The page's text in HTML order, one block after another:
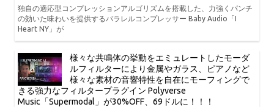
独自の適応型コンプレッションアルゴリズムを搭載した、力強くパンチ
の効いた味わいを提供するパラレルコンプレッサー Baby Audio「I
Heart NY」が
様々な共鳴体の挙動をエミュレートしたモーダ
ルフィルターにより金属やガラス、ピアノなど
様々な素材の音響特性を自在にモーフィングで
きる強力なフィルタープラグイン Polyverse
Music「Supermodal」が30%OFF、69ドルに！！！